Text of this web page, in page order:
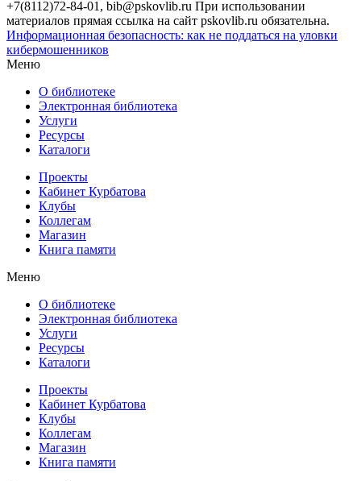
+7(8112)72-84-01, bib@pskovlib.ru При использовании
материалов прямая ссылка на сайт pskovlib.ru обязательна.
Информационная безопасность: как не поддаться на уловки
кибермошенников
Меню
О библиотеке
Электронная библиотека
Услуги
Ресурсы
Каталоги
Проекты
Кабинет Курбатова
Клубы
Коллегам
Магазин
Книга памяти
Меню
О библиотеке
Электронная библиотека
Услуги
Ресурсы
Каталоги
Проекты
Кабинет Курбатова
Клубы
Коллегам
Магазин
Книга памяти